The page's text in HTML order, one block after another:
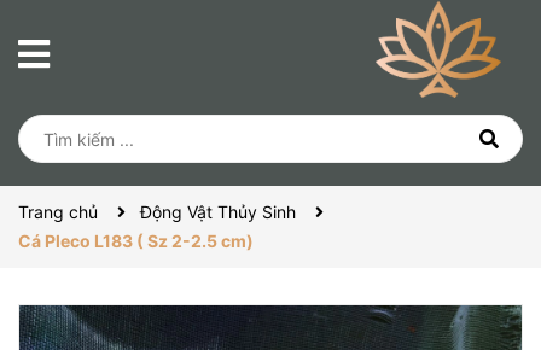
Trang chủ
Động Vật Thủy Sinh
Cá Pleco L183 ( Sz 2-2.5 cm)